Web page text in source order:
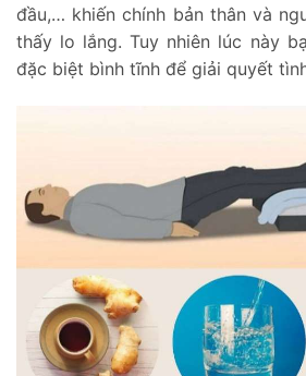
đầu,… khiến chính bản thân và
thấy lo lắng. Tuy nhiên lúc này
đặc biệt bình tĩnh để giải quyết